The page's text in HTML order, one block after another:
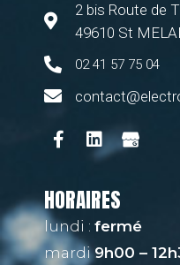
2 bis Route de
49610 St
02 41 57 75 04
HORAIRES
lundi : fermé
mardi9h00 –